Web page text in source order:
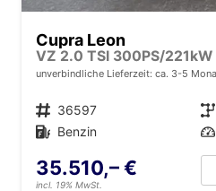
Cupra Leon
VZ 2.0 TSI 300PS/221kW
unverbindliche Lieferzeit: ca. 3-5
Fahrzeugnr. 36597 Getriebe
Kraftstoff Benzin Leistung
35.510,– €
incl. 19% MwSt.